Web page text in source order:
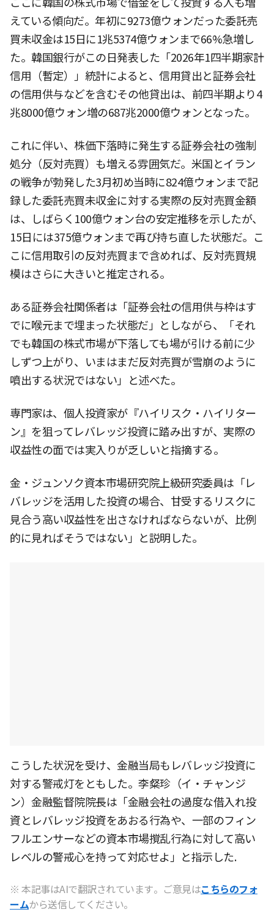
えている傾向だ。年初に9273億ウォンだった委託売
買未収金は15日に1兆5374億ウォンまで66%急増し
た。韓国銀行がこの日発表した「2026年1四半期家計
信用（暫定）」統計によると、信用貸出と証券会社
の信用供与などを含むその他貸出は、前四半期より4
兆8000億ウォン増の687兆2000億ウォンとなった。
これに伴い、株価下落時に発生する証券会社の強制
処分（反対売買）も増える雰囲気だ。米国とイラン
の戦争が勃発した3月初め当時に824億ウォンまで記
録した委託売買未収金に対する実際の反対売買金額
は、しばらく100億ウォン台の安定推移を示したが、
15日には375億ウォンまで再び持ち直した状態だ。こ
こに信用取引の反対売買まで含めれば、反対売買規
模はさらに大きいと推定される。
ある証券会社関係者は「証券会社の信用供与枠はす
でに喉元まで埋まった状態だ」としながら、「それ
でも韓国の株式市場が下落しても場が引ける前に少
しずつ上がり、いまはまだ反対売買が雪崩のように
噴出する状況ではない」と述べた。
専門家は、個人投資家が『ハイリスク・ハイリター
ン』を狙ってレバレッジ投資に踏み出すが、実際の
収益性の面では実入りが乏しいと指摘する。
金・ジュンソク資本市場研究院上級研究委員は「レ
バレッジを活用した投資の場合、甘受するリスクに
見合う高い収益性を出さなければならないが、比例
的に見ればそうではない」と説明した。
こうした状況を受け、金融当局もレバレッジ投資に
対する警戒灯をともした。李粲珍（イ・チャンジ
ン）金融監督院院長は「金融会社の過度な借入れ投
資とレバレッジ投資をあおる行為や、一部のフィン
フルエンサーなどの資本市場撹乱行為に対して高い
レベルの警戒心を持って対応せよ」と指示した.
※ 本記事はAIで翻訳されています。ご意見はこちらのフォ
ームから送信してください。